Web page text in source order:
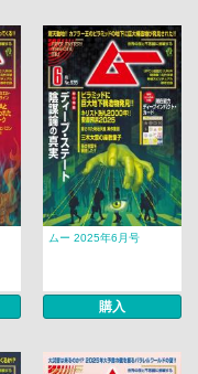
ムー 2025年6月号
購入